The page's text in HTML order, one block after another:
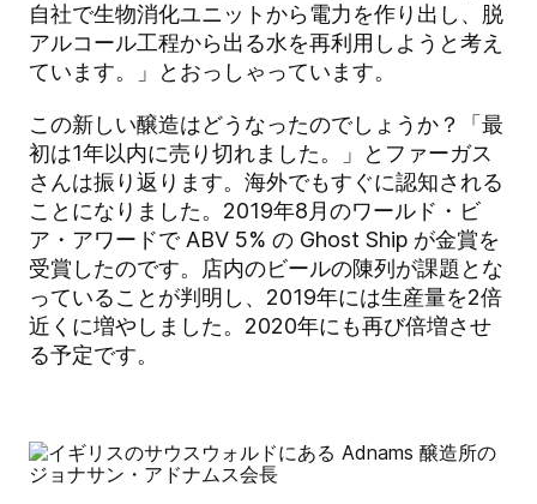
自社で生物消化ユニットから電力を作り出し、脱
アルコール工程から出る水を再利用しようと考え
ています。」とおっしゃっています。
この新しい醸造はどうなったのでしょうか？「最
初は1年以内に売り切れました。」とファーガス
さんは振り返ります。海外でもすぐに認知される
ことになりました。2019年8月のワールド・ビ
ア・アワードで ABV 5% の Ghost Ship が金賞を
受賞したのです。店内のビールの陳列が課題とな
っていることが判明し、2019年には生産量を2倍
近くに増やしました。2020年にも再び倍増させ
る予定です。